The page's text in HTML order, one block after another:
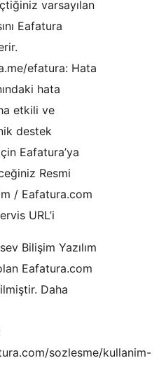
varsayılan
Eafatura
efatura: Hata
hata
etkili ve
destek
Eafatura’ya
Resmi
/ Eafatura.com
URL’i
Bilişim Yazılım
Eafatura.com
Daha
sozlesme/kullanim-